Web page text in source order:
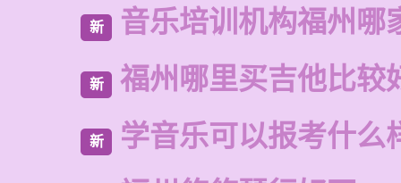
新 音乐培训机构福州哪
新 福州哪里买吉他比较
新
学音乐可以报考什么